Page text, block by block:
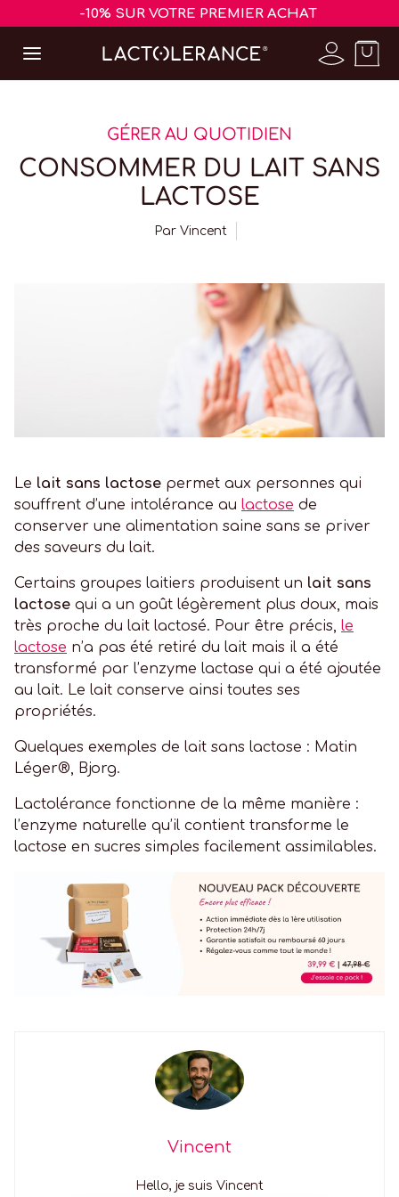
-10% SUR VOTRE PREMIER ACHAT
GÉRER AU QUOTIDIEN
CONSOMMER DU LAIT SANS
LACTOSE
Par Vincent
Le lait sans lactose permet aux personnes qui
souffrent d’une intolérance au lactose de
conserver une alimentation saine sans se priver
des saveurs du lait.
Certains groupes laitiers produisent un lait sans
lactose qui a un goût légèrement plus doux, mais
très proche du lait lactosé. Pour être précis, le
lactose n’a pas été retiré du lait mais il a été
transformé par l’enzyme lactase qui a été ajoutée
au lait. Le lait conserve ainsi toutes ses
propriétés.
Quelques exemples de lait sans lactose : Matin
Léger®, Bjorg.
Lactolérance fonctionne de la même manière :
l’enzyme naturelle qu’il contient transforme le
lactose en sucres simples facilement assimilables.
Vincent
Hello, je suis Vincent